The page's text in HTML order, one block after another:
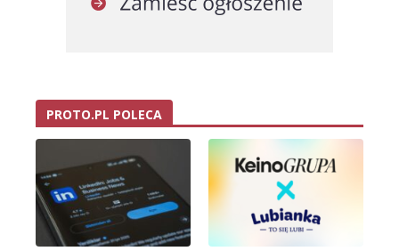
PROTO.PL POLECA